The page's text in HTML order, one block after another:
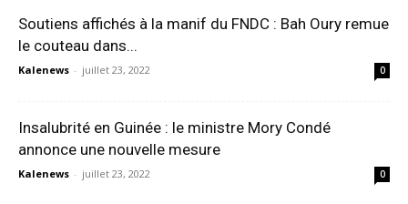
Soutiens affichés à la manif du FNDC : Bah Oury remue
le couteau dans...
Kalenews - juillet 23, 2022 0
Insalubrité en Guinée : le ministre Mory Condé
annonce une nouvelle mesure
Kalenews - juillet 23, 2022 0